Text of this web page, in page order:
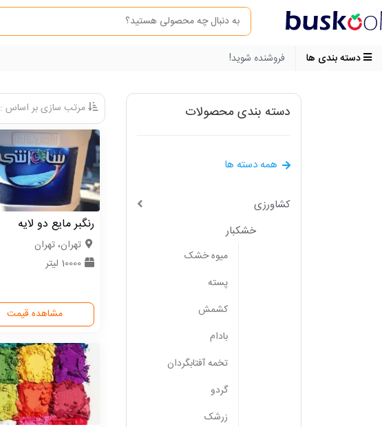
دسته بندی ها
فروشنده شوید!
مرتب سازی بر اساس :
رنگبر مایع دو لایه
تهران، تهران
10000 لیتر
مشاهده قیمت
دسته بندی محصولات
همه دسته ها
کشاورزی
خشکبار
میوه خشک
پسته
کشمش
بادام
تخمه آفتابگردان
گردو
زرشک